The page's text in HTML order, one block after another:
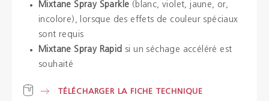
Mixtane Spray Sparkle (blanc, violet, jaune, or,
incolore), lorsque des effets de couleur spéciaux
sont requis
Mixtane Spray Rapid si un séchage accéléré est
souhaité
TÉLÉCHARGER LA FICHE TECHNIQUE
Distributeurs